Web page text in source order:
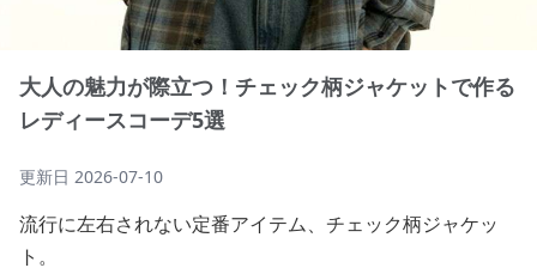
大人の魅力が際立つ！チェック柄ジャケットで作る
レディースコーデ5選
更新日 2026-07-10
流行に左右されない定番アイテム、チェック柄ジャケッ
ト。